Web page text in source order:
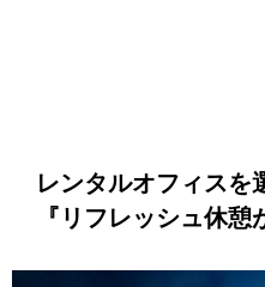
レンタルオフィス
『リフレッシュ休憩